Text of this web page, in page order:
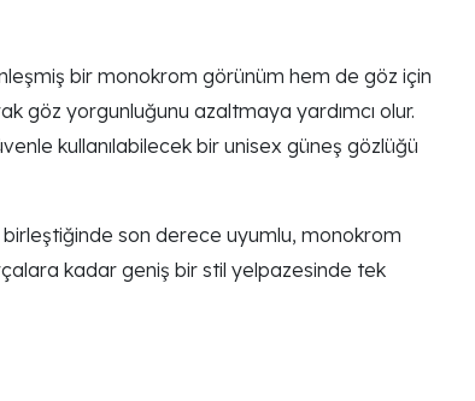
bir monokrom görünüm hem de göz için
göz yorgunluğunu azaltmaya yardımcı olur.
kullanılabilecek bir unisex güneş gözlüğü
birleştiğinde son derece uyumlu, monokrom
kadar geniş bir stil yelpazesinde tek